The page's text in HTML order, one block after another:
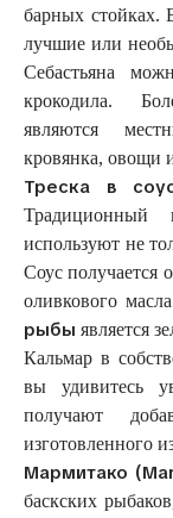
барных стойках.
лучшие или
Себастьяна
крокодила.
являются
кровянка, овощи
Треска в
Традиционный
используют не
Соус получается
оливкового
рыбы является
Кальмар в
вы удивитесь
получают
изготовленного
Мармитако
баскских